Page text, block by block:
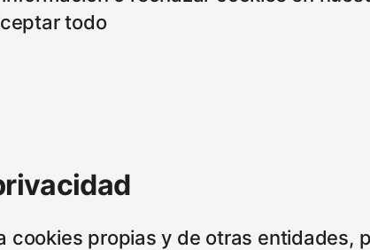
todo
cookies propias y de otras